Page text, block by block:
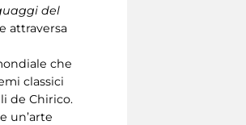
del
attraversa
che
classici
de Chirico.
un’arte